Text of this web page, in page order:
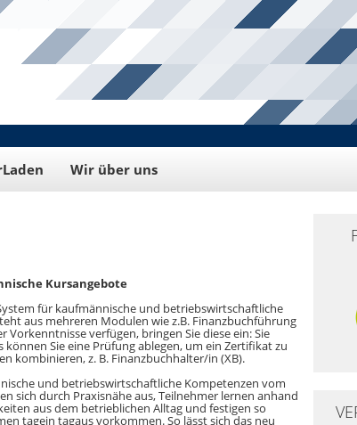
Wir über uns
Kursangebote
für kaufmännische und betriebswirtschaftliche
aus mehreren Modulen wie z.B. Finanzbuchführung
verfügen, bringen Sie diese ein: Sie
Sie eine Prüfung ablegen, um ein Zertifikat zu
kombinieren, z. B. Finanzbuchhalter/in (XB).
und betriebswirtschaftliche Kompetenzen vom
sich durch Praxisnähe aus, Teilnehmer lernen anhand
aus dem betrieblichen Alltag und festigen so
tagein tagaus vorkommen. So lässt sich das neu